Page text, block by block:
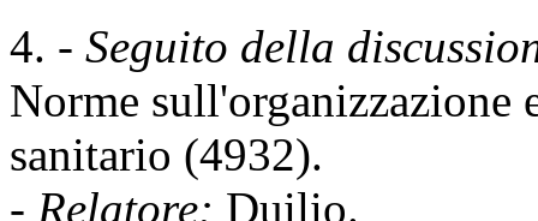
4. - Seguito della
Norme sull'organizzazione
sanitario (4932).
- Relatore: Duilio.